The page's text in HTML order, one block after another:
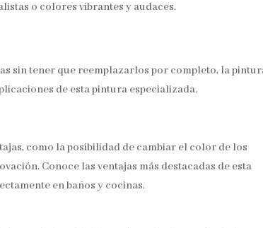
o colores vibrantes y audaces.
sin tener que reemplazarlos por completo, la
de esta pintura especializada.
como la posibilidad de cambiar el color de los
Conoce las ventajas más destacadas de esta
en baños y cocinas.